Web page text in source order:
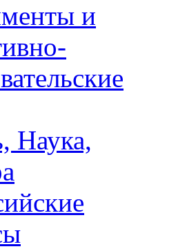
и
Наука,